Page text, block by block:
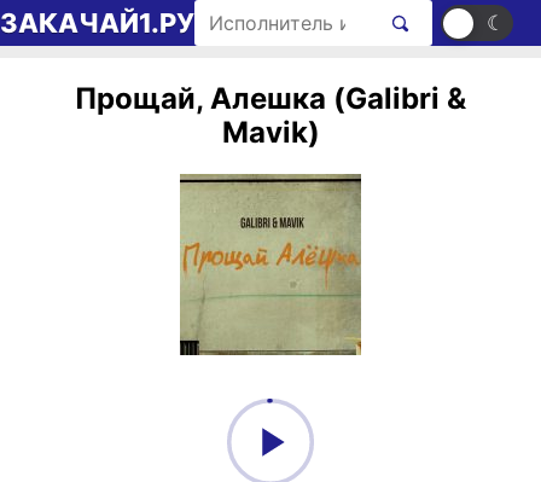
Перейти к содержимому
ЗАКАЧАЙ1.РУ Поиск рингтонов ☀ ☾
Прощай, Алешка (Galibri &
Mavik)